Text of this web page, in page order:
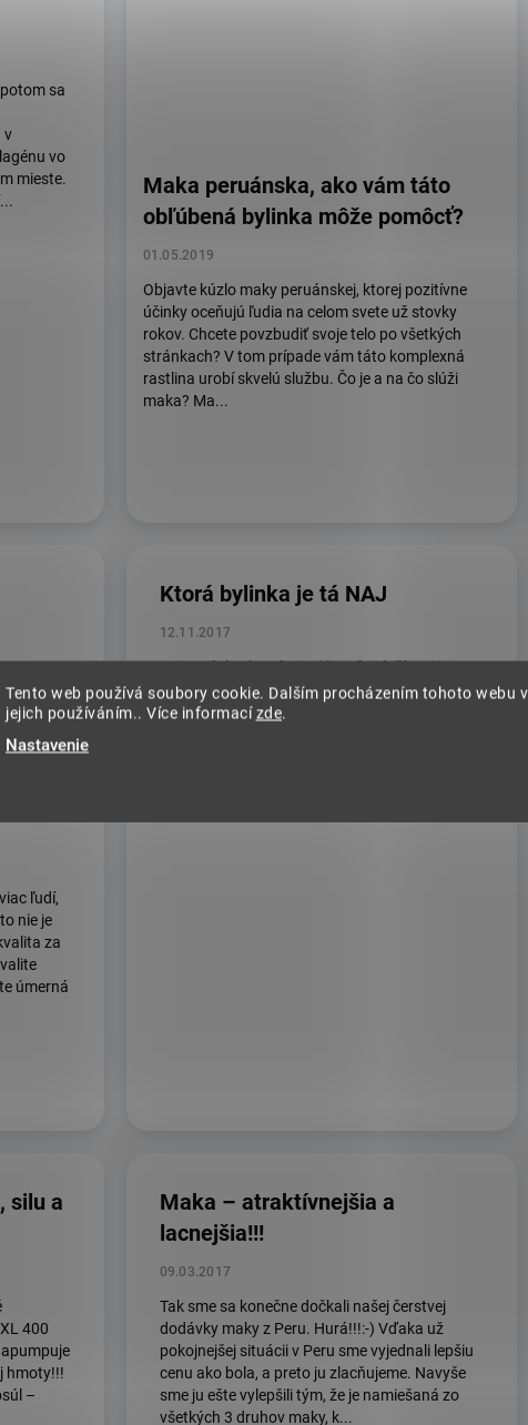
Tento web používá soubory cookie. Dalším procházením tohoto webu
jejich používáním.. Více informacízde.
Nastavenie
sa
v
vo
mieste.
Maka peruánska, ako vám táto
obľúbená bylinka môže pomôcť?
01.05.2019
Objavte kúzlo maky peruánskej, ktorej pozitívne
účinky oceňujú ľudia na celom svete už stovky
rokov. Chcete povzbudiť svoje telo po všetkých
stránkach? V tom prípade vám táto komplexná
rastlina urobí skvelú službu. Čo je a na čo slúži
maka? Ma...
ľudí,
nie je
za
úmerná
Ktorá bylinka je tá NAJ
12.11.2017
To je otázka, ktorú si asi hneď položíte pri
pohľade na našu ponuku. Odpoveď však nie je
taká jednoznačná. Keby som chcel odpovedať
silu a
400
hmoty!!!
–
Maka – atraktívnejšia a
lacnejšia!!!
09.03.2017
Tak sme sa konečne dočkali našej čerstvej
dodávky maky z Peru. Hurá!!!:-) Vďaka už
pokojnejšej situácii v Peru sme vyjednali lepšiu
cenu ako bola, a preto ju zlacňujeme. Navyše
sme ju ešte vylepšili tým, že je namiešaná zo
všetkých 3 druhov maky, k...